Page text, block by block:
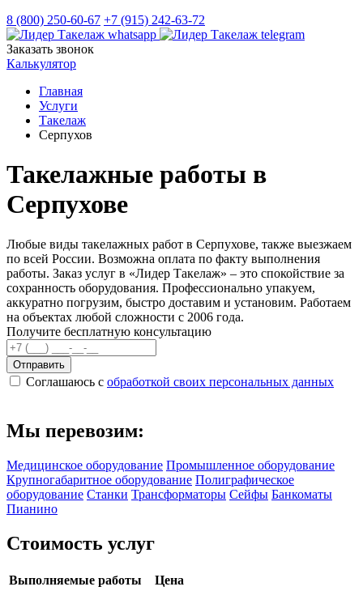
8 (800) 250-60-67 +7 (915) 242-63-72
Заказать звонок
Калькулятор
Главная
Услуги
Такелаж
Серпухов
Такелажные работы в
Серпухове
Любые виды такелажных работ в Серпухове, также выезжаем
по всей России. Возможна оплата по факту выполнения
работы. Заказ услуг в «Лидер Такелаж» – это спокойствие за
сохранность оборудования. Профессионально упакуем,
аккуратно погрузим, быстро доставим и установим. Работаем
на объектах любой сложности с 2006 года.
Получите бесплатную консультацию
Отправить
Соглашаюсь с обработкой своих персональных данных
Мы перевозим:
Медицинское оборудование Промышленное оборудование
Крупногабаритное оборудование Полиграфическое
оборудование Станки Трансформаторы Сейфы Банкоматы
Пианино
Стоимость услуг
Выполняемые работы
Цена